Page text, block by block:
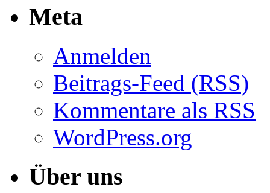
Meta
Anmelden
Beitrags-Feed (RSS)
Kommentare als RSS
WordPress.org
Über uns